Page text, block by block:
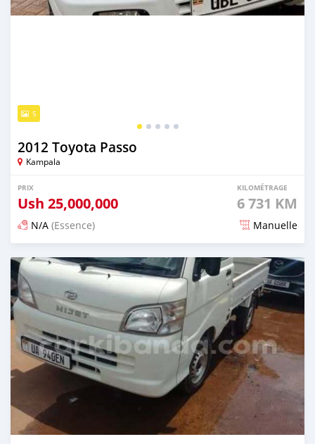
5
2012 Toyota Passo
Kampala
PRIX
Ush 25,000,000
KILOMÉTRAGE
6 731 KM
N/A (Essence) Manuelle
Publié il y a 4 jours